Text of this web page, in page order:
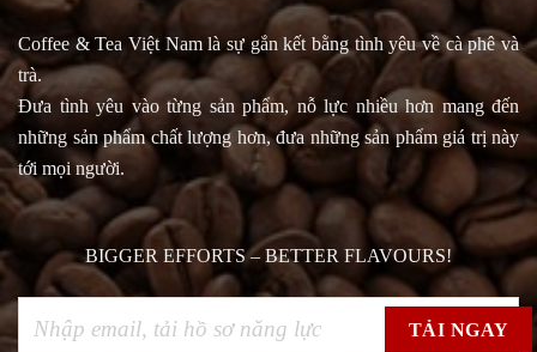
Coffee & Tea Việt Nam là sự gắn kết bằng tình yêu về cà phê và
trà.
Đưa tình yêu vào từng sản phẩm, nỗ lực nhiều hơn mang đến
những sản phẩm chất lượng hơn, đưa những sản phẩm giá trị này
tới mọi người.
BIGGER EFFORTS – BETTER FLAVOURS!